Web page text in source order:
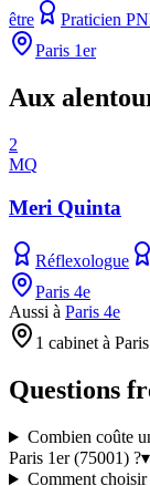
être
Praticien
Paris 1er
Aux
2
MQ
Meri Quinta
Réflexologue
Paris 4e
Aussi à Paris 4e
1 cabinet à
Questions
Combien coûte
Paris 1er (75001) ?▾
Comment